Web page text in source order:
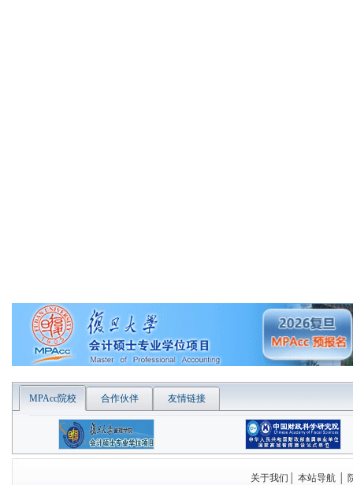
MPAcc院校 合作伙伴 友情链接
关于我们 本站导航│